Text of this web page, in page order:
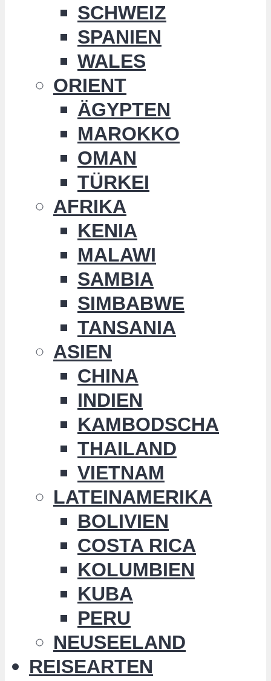
SCHWEIZ
SPANIEN
WALES
ORIENT
ÄGYPTEN
MAROKKO
OMAN
TÜRKEI
AFRIKA
KENIA
MALAWI
SAMBIA
SIMBABWE
TANSANIA
ASIEN
CHINA
INDIEN
KAMBODSCHA
THAILAND
VIETNAM
LATEINAMERIKA
BOLIVIEN
COSTA RICA
KOLUMBIEN
KUBA
PERU
NEUSEELAND
REISEARTEN